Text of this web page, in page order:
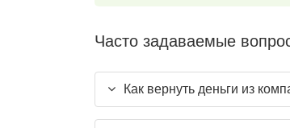
Часто задаваемые
Как вернуть деньги из